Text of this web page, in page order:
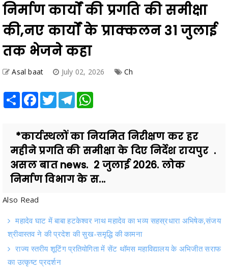
निर्माण कार्यों की प्रगति की समीक्षा
की,नए कार्यों के प्राक्कलन 31 जुलाई
तक भेजने कहा
Asal baat July 02, 2026 Ch
Share Facebook
Twitter Telegram
*कार्यस्थलों का नियमित निरीक्षण कर हर
महीने प्रगति की समीक्षा के दिए निर्देश रायपुर .
असल बात news. 2 जुलाई 2026. लोक
निर्माण विभाग के स...
Also Read
महादेव घाट में बाबा हटकेश्वर नाथ महादेव का भव्य सहस्रधारा अभिषेक,संजय
श्रीवास्तव ने की प्रदेश की सुख-समृद्धि की कामना
राज्य स्तरीय शूटिंग प्रतियोगिता में सेंट थॉमस महाविद्यालय के अभिजीत सराफ
का उत्कृष्ट प्रदर्शन